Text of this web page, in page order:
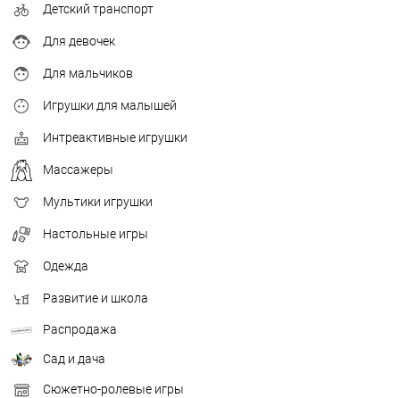
Детский транспорт
Для девочек
Для мальчиков
Игрушки для малышей
Интреактивные игрушки
Массажеры
Мультики игрушки
Настольные игры
Одежда
Развитие и школа
Распродажа
Сад и дача
Сюжетно-ролевые игры